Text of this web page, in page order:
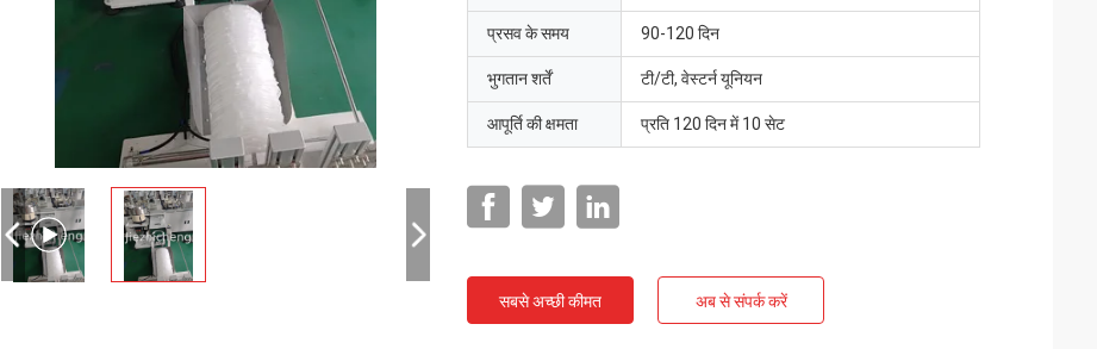
प्रसव के समय 90-120 दिन
भुगतान शर्तें टी/टी, वेस्टर्न यूनियन
आपूर्ति की क्षमता प्रति 120 दिन में 10 सेट
सबसे अच्छी कीमत अब से संपर्क करें